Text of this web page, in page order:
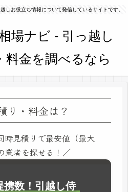
しお役立ち情報について発信しているサイトです。
り・料金は？
見積りで最安値（最大
業者を探せる！／
携数！引越し侍